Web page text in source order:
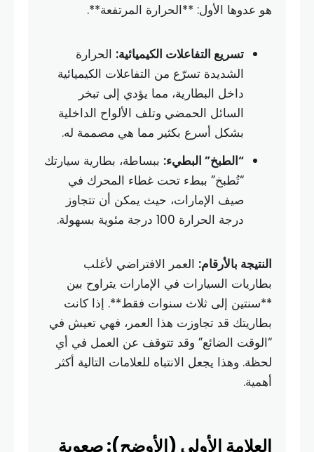
هو عدوها الأول: **الحرارة المرتفعة**.
تسريع التفاعلات الكيميائية: الحرارة
الشديدة تسرّع من التفاعلات الكيميائية
داخل البطارية، مما يؤدي إلى تبخر
السائل الحمضي وتلف الألواح الداخلية
بشكل أسرع بكثير مما هي مصممة له.
“الطبخ” البطيء: ببساطة، بطارية سيارتك
“تُطبخ” ببطء تحت غطاء المحرك في
صيف الإمارات، حيث يمكن أن تتجاوز
درجة الحرارة 100 درجة مئوية بسهولة.
النتيجة بالأرقام: العمر الافتراضي لأغلب
بطاريات السيارات في الإمارات يتراوح بين
**سنتين إلى ثلاث سنوات فقط**. إذا كانت
بطاريتك قد تجاوزت هذا العمر، فهي تعيش في
“الوقت الضائع” وقد تتوقف عن العمل في أي
لحظة. وهذا يجعل الانتباه للعلامات التالية أكثر
أهمية.
العلامة الأولى (الأوضح): صعوبة